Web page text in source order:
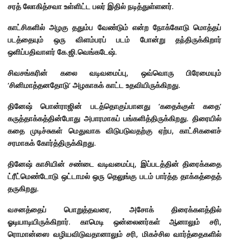
சரத் லோகித்சவா உள்ளிட்ட பலர் இதில் நடித்துள்ளனர்.
காட்சிகளில் அழகு ததும்ப வேண்டும் என்ற நோக்கோடு மொத்தப்
படத்தையும் ஒரு விளம்பரப் படம் போன்று தந்திருக்கிறார்
ஒளிப்பதிவாளர் கே.ஜி.வெங்கடேஷ்.
சிவசங்கரின் கலை வடிவமைப்பு, ஒவ்வொரு பிரேமையும்
‘சினிமாத்தனதோடு’ அழகாகக் காட்ட உதவியிருக்கிறது.
தினேஷ் பொன்ராஜின் படத்தொகுப்பானது ‘கதைக்குள் கதை’
கருத்தாக்கத்தின்போது அபாரமாகப் பங்களித்திருக்கிறது. திரையில்
கதை முடிச்சுகள் மெதுவாக விடுபடுவதற்கு ஏற்ப, காட்சிகளைச்
சரமாகக் கோர்த்திருக்கிறது.
தினேஷ் காசியின் சண்டை வடிவமைப்பு, இப்படத்தின் திரைக்கதை
ட்ரீட்மெண்டோடு ஒட்டாமல் ஒரு தெலுங்கு படம் பார்த்த தாக்கத்தைத்
தருகிறது.
வசனத்தைப் பொறுத்தவரை, அசோக் திரைக்களத்தில்
ஓடியாடியிருக்கிறார். காமெடி ஒன்லைனர்கள் ஆனாலும் சரி,
ரொமான்ஸை வழியவிடுவதானாலும் சரி, மிகச்சில வார்த்தைகளில்